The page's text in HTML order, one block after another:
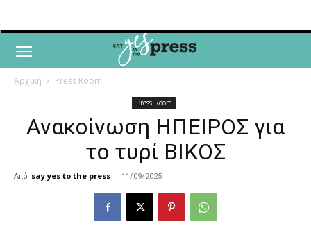
Αρχική Press Room
Press Room
Ανακοίνωση ΗΠΕΙΡΟΣ για
το τυρί ΒΙΚΟΣ
Από say yes to the press - 11/09/2025